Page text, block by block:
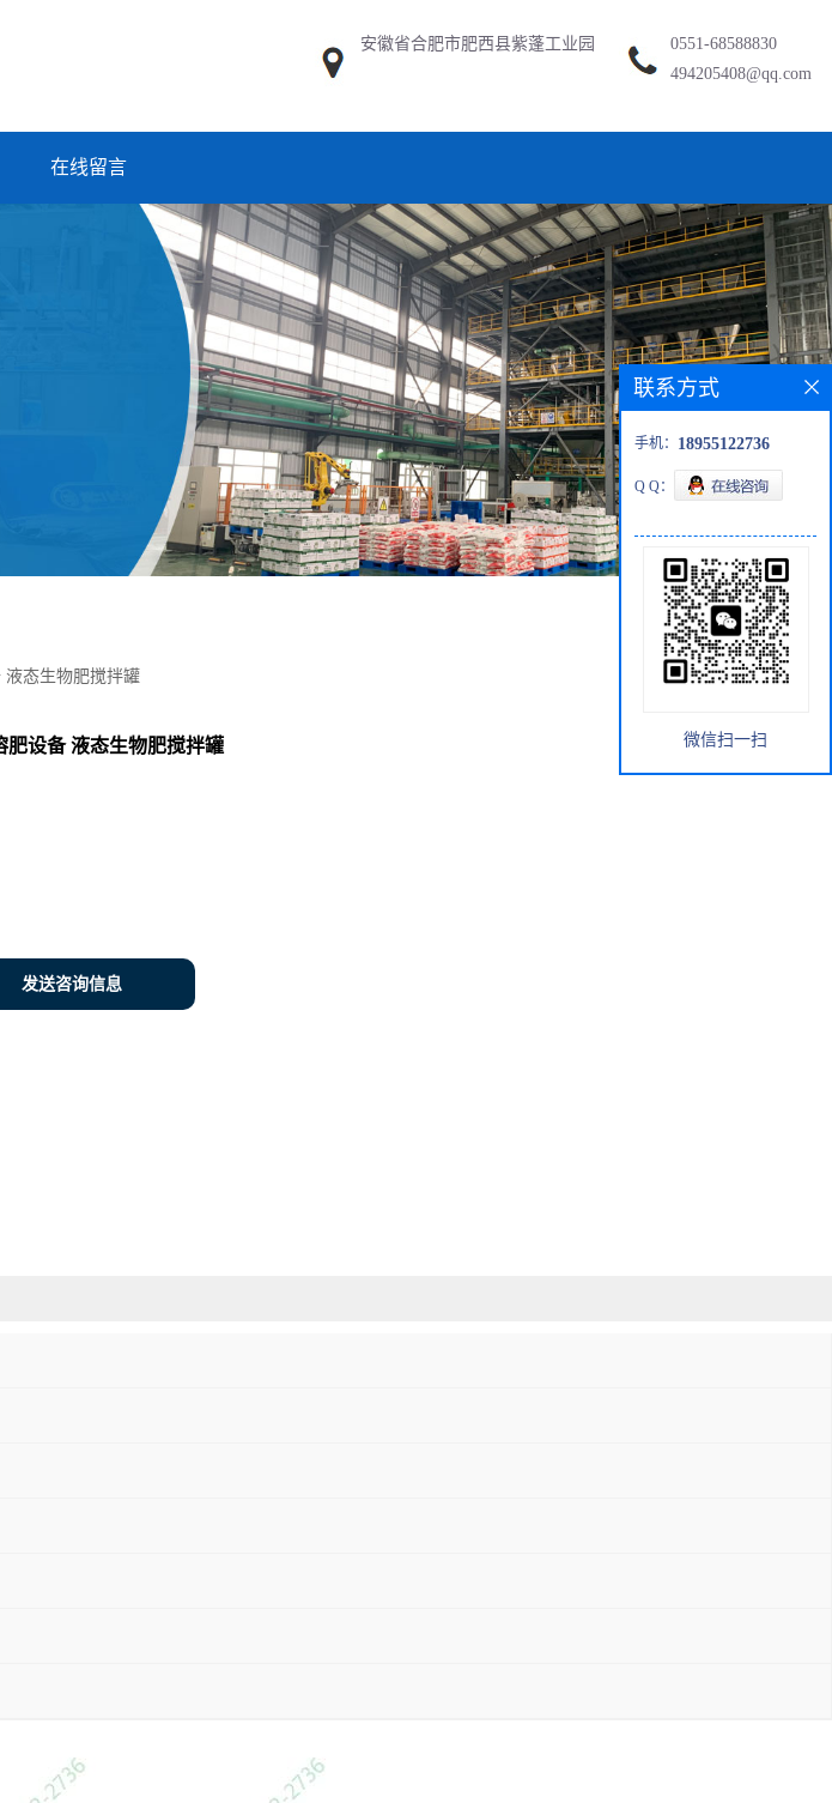
安徽省合肥市肥西县紫蓬工业园
0551-68588830
494205408@qq.com
在线留言
液态生物肥搅拌罐
肥设备 液态生物肥搅拌罐
发送咨询信息
联系方式
手机： 18955122736
Q Q：
微信扫一扫